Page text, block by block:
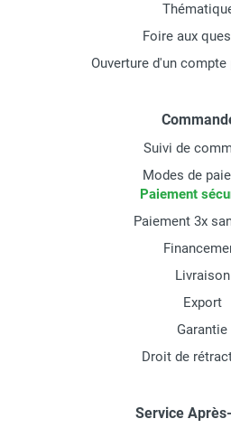
Foire aux
Ouverture d'un compte
Suivi de
Modes de
Paiement
Paiement 3x
Livraison
Export
Garantie
Droit de
Service